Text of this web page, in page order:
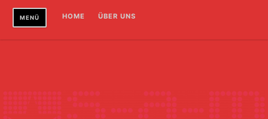
Zum
InhaltMENÜ HOME ÜBER UNS